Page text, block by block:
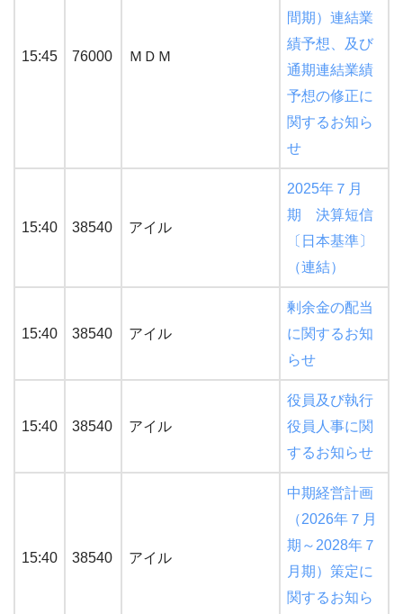
15:45 76000 ＭＤＭ
間期）連結業
績予想、及び
通期連結業績
予想の修正に
関するお知ら
せ
15:40 38540 アイル
2025年７月
期 決算短信
〔日本基準〕
（連結）
15:40 38540 アイル
剰余金の配当
に関するお知
らせ
15:40 38540 アイル
役員及び執行
役員人事に関
するお知らせ
15:40 38540 アイル
中期経営計画
（2026年７月
期～2028年７
月期）策定に
関するお知ら